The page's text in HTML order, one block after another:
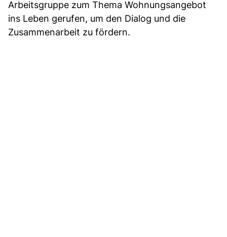
Arbeitsgruppe zum Thema Wohnungsangebot
ins Leben gerufen, um den Dialog und die
Zusammenarbeit zu fördern.